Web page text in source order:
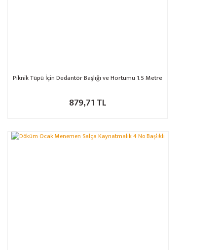
Piknik Tüpü İçin Dedantör Başlığı ve Hortumu 1.5 Metre
879,71 TL
%6